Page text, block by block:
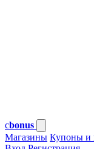
cbonus
Магазины Купоны и